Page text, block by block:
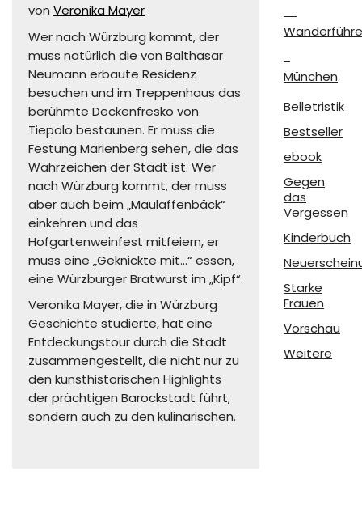
von Veronika Mayer
Wer nach Würzburg kommt, der
muss natürlich die von Balthasar
Neumann erbaute Residenz
besuchen und im Treppenhaus das
berühmte Deckenfresko von
Tiepolo bestaunen. Er muss die
Festung Marienberg sehen, die das
Wahrzeichen der Stadt ist. Wer
nach Würzburg kommt, der muss
aber auch beim „Maulaffenbäck“
einkehren und das
Hofgartenweinfest mitfeiern, er
muss eine „Geknickte mit…“ essen,
eine Würzburger Bratwurst im „Kipf“.
Veronika Mayer, die in Würzburg
Geschichte studierte, hat eine
Entdeckungstour durch die Stadt
zusammengestellt, die nicht nur zu
den kunsthistorischen Highlights
der prächtigen Barockstadt führt,
sondern auch zu den kulinarischen.
München
Belletristik
Bestseller
ebook
Gegen
das
Vergessen
Kinderbuch
Starke
Frauen
Vorschau
Weitere